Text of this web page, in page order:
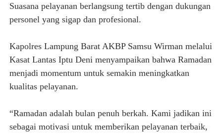
Suasana pelayanan berlangsung tertib dengan dukungan
personel yang sigap dan profesional.
Kapolres Lampung Barat AKBP Samsu Wirman melalui
Kasat Lantas Iptu Deni menyampaikan bahwa Ramadan
menjadi momentum untuk semakin meningkatkan
kualitas pelayanan.
“Ramadan adalah bulan penuh berkah. Kami jadikan ini
sebagai motivasi untuk memberikan pelayanan terbaik,